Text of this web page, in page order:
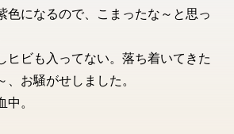
色になるので、こまったな～と思っ
ヒビも入ってない。落ち着いてきた
、お騒がせしました。
。